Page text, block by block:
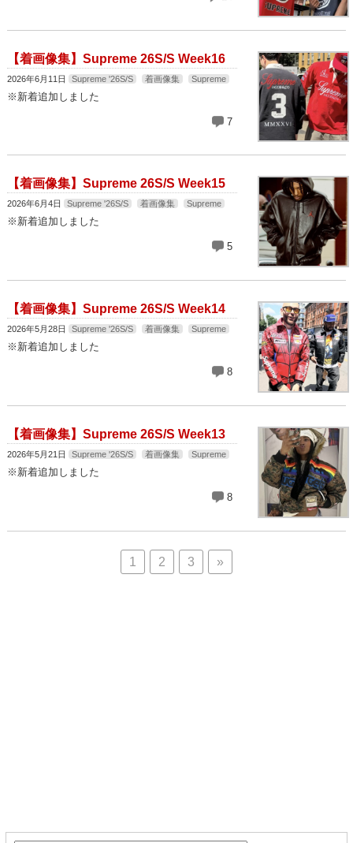
【着画像集】Supreme 26S/S Week16
2026年6月11日 Supreme '26S/S 着画像集 Supreme
※新着追加しました
7
【着画像集】Supreme 26S/S Week15
2026年6月4日 Supreme '26S/S 着画像集 Supreme
※新着追加しました
5
【着画像集】Supreme 26S/S Week14
2026年5月28日 Supreme '26S/S 着画像集 Supreme
※新着追加しました
8
【着画像集】Supreme 26S/S Week13
2026年5月21日 Supreme '26S/S 着画像集 Supreme
※新着追加しました
8
1 2 3 »